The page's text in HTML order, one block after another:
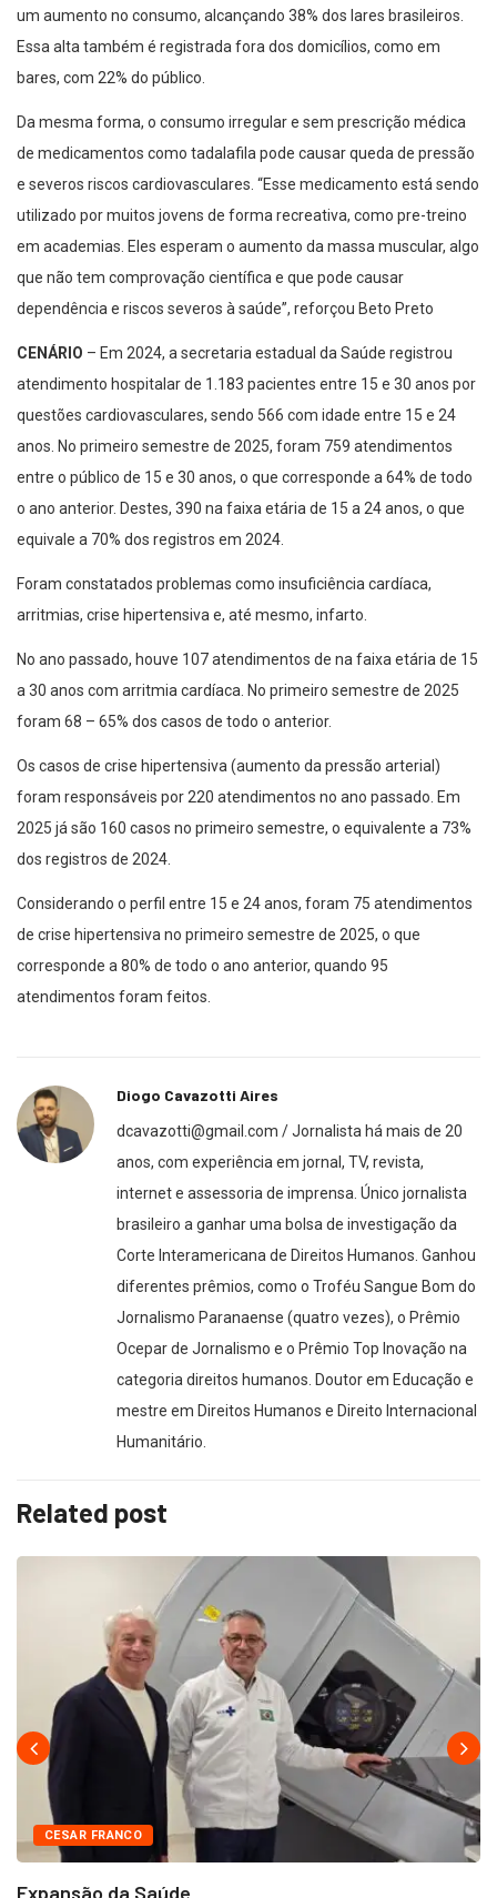
um aumento no consumo, alcançando 38% dos lares brasileiros.
Essa alta também é registrada fora dos domicílios, como em
bares, com 22% do público.
Da mesma forma, o consumo irregular e sem prescrição médica
de medicamentos como tadalafila pode causar queda de pressão
e severos riscos cardiovasculares. “Esse medicamento está sendo
utilizado por muitos jovens de forma recreativa, como pre-treino
em academias. Eles esperam o aumento da massa muscular, algo
que não tem comprovação científica e que pode causar
dependência e riscos severos à saúde”, reforçou Beto Preto
CENÁRIO – Em 2024, a secretaria estadual da Saúde registrou
atendimento hospitalar de 1.183 pacientes entre 15 e 30 anos por
questões cardiovasculares, sendo 566 com idade entre 15 e 24
anos. No primeiro semestre de 2025, foram 759 atendimentos
entre o público de 15 e 30 anos, o que corresponde a 64% de todo
o ano anterior. Destes, 390 na faixa etária de 15 a 24 anos, o que
equivale a 70% dos registros em 2024.
Foram constatados problemas como insuficiência cardíaca,
arritmias, crise hipertensiva e, até mesmo, infarto.
No ano passado, houve 107 atendimentos de na faixa etária de 15
a 30 anos com arritmia cardíaca. No primeiro semestre de 2025
foram 68 – 65% dos casos de todo o anterior.
Os casos de crise hipertensiva (aumento da pressão arterial)
foram responsáveis por 220 atendimentos no ano passado. Em
2025 já são 160 casos no primeiro semestre, o equivalente a 73%
dos registros de 2024.
Considerando o perfil entre 15 e 24 anos, foram 75 atendimentos
de crise hipertensiva no primeiro semestre de 2025, o que
corresponde a 80% de todo o ano anterior, quando 95
atendimentos foram feitos.
Diogo Cavazotti Aires
dcavazotti@gmail.com / Jornalista há mais de 20
anos, com experiência em jornal, TV, revista,
internet e assessoria de imprensa. Único jornalista
brasileiro a ganhar uma bolsa de investigação da
Corte Interamericana de Direitos Humanos. Ganhou
diferentes prêmios, como o Troféu Sangue Bom do
Jornalismo Paranaense (quatro vezes), o Prêmio
Ocepar de Jornalismo e o Prêmio Top Inovação na
categoria direitos humanos. Doutor em Educação e
mestre em Direitos Humanos e Direito Internacional
Humanitário.
Related post
CESAR FRANCO
Expansão da Saúde